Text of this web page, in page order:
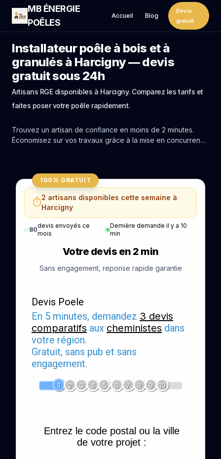
MB ÉNERGIE
POÊLES
Accueil Blog
Devis
gratuit
Installateur poêle à bois et à
granulés à Harcigny — devis
gratuit sous 24h
Artisans RGE disponibles à Harcigny. Comparez les tarifs et
faites poser votre poêle rapidement.
Trouvez un artisan de confiance en moins de 2 minutes.
Économisez sur vos travaux grâce à la mise en concurrence
100% GRATUIT
⏱️2 artisans disponibles cette semaine à
Harcigny
✅80
devis envoyés ce
mois
Dernière demande il y a 10
min
Votre devis en 2 min
Sans engagement, reponse rapide garantie
Devis Poele
En 5 minutes, demandez 3 devis
comparatifs aux cheministes dans
votre région.
Gratuit, sans pub et sans
engagement.
1 2 3 4 5 6 7 8 9 10
Entrez le code postal ou la ville
de votre projet :